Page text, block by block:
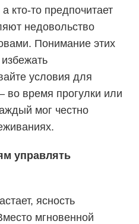
кто-то предпочитает
недовольство
Понимание этих
условия для
во время прогулки или
мог честно
управлять
ясность
мгновенной